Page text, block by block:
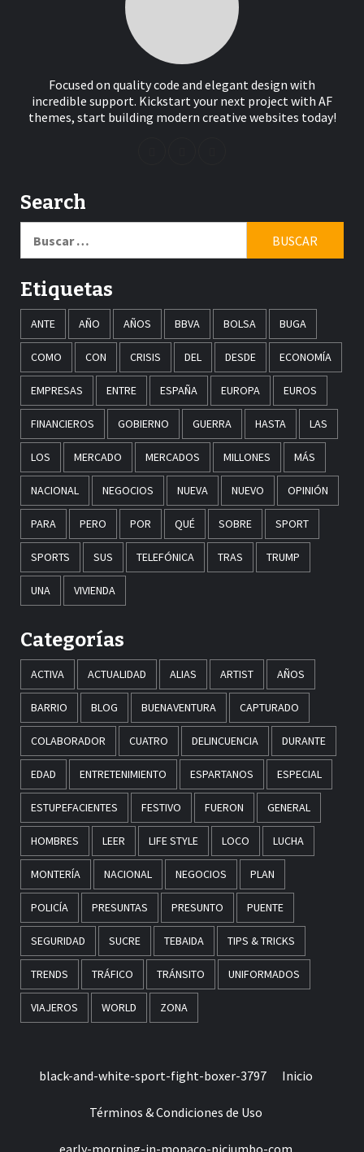
Focused on quality code and elegant design with
incredible support. Kickstart your next project with AF
themes, start building modern creative websites today!
Search
Etiquetas
ANTE AÑO AÑOS BBVA BOLSA BUGA
COMO CON CRISIS DEL DESDE ECONOMÍA
EMPRESAS ENTRE ESPAÑA EUROPA EUROS
FINANCIEROS GOBIERNO GUERRA HASTA LAS
LOS MERCADO MERCADOS MILLONES MÁS
NACIONAL NEGOCIOS NUEVA NUEVO OPINIÓN
PARA PERO POR QUÉ SOBRE SPORT
SPORTS SUS TELEFÓNICA TRAS TRUMP
UNA VIVIENDA
Categorías
ACTIVA ACTUALIDAD ALIAS ARTIST AÑOS
BARRIO BLOG BUENAVENTURA CAPTURADO
COLABORADOR CUATRO DELINCUENCIA DURANTE
EDAD ENTRETENIMIENTO ESPARTANOS ESPECIAL
ESTUPEFACIENTES FESTIVO FUERON GENERAL
HOMBRES LEER LIFE STYLE LOCO LUCHA
MONTERÍA NACIONAL NEGOCIOS PLAN
POLICÍA PRESUNTAS PRESUNTO PUENTE
SEGURIDAD SUCRE TEBAIDA TIPS & TRICKS
TRENDS TRÁFICO TRÁNSITO UNIFORMADOS
VIAJEROS WORLD ZONA
black-and-white-sport-fight-boxer-3797 Inicio
Términos & Condiciones de Uso